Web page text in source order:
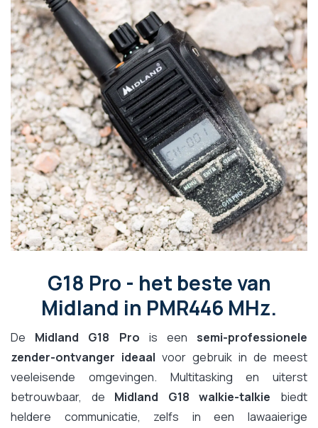
G18 Pro - het beste van
Midland in PMR446 MHz.
De Midland G18 Pro is eensemi-professionele
zender-ontvanger ideaal voor gebruik in de meest
veeleisende omgevingen. Multitasking en uiterst
betrouwbaar, de Midland G18 walkie-talkie biedt
heldere communicatie, zelfs in een lawaaierige